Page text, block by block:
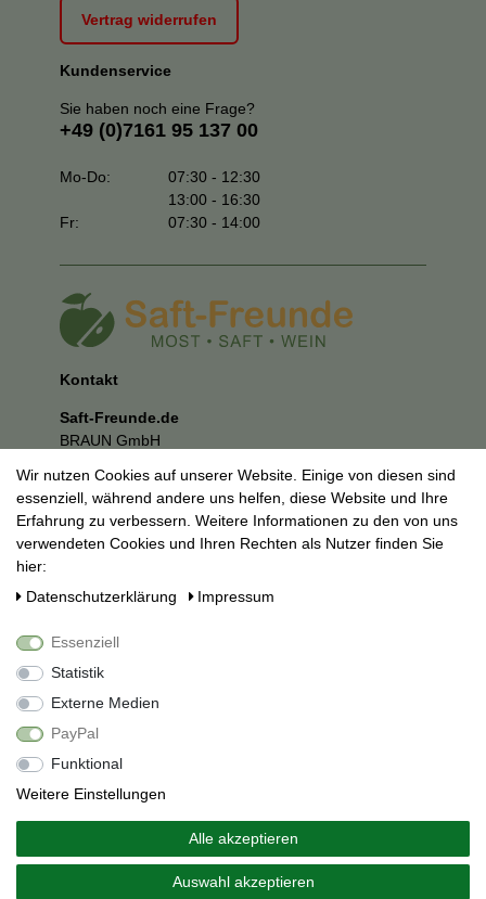
Vertrag widerrufen
Kundenservice
Sie haben noch eine Frage?
+49 (0)7161 95 137 00
Mo-Do:
07:30 - 12:30
13:00 - 16:30
Fr:
07:30 - 14:00
Kontakt
Saft-Freunde.de
BRAUN GmbH
73037 Göppingen
E-Mail:mail@saft-freunde.de
Unternehmen
Impressum
Social Media
Alle Preise inkl. 19% Mehrwertsteuer.
* Die verkauften Stückzahlen beziehen sich auf Verkäufe in
unseren Shops und Marktplätzen.
Wir nutzen Cookies auf unserer Website. Einige von diesen sind
essenziell, während andere uns helfen, diese Website und Ihre
Erfahrung zu verbessern. Weitere Informationen zu den von uns
verwendeten Cookies und Ihren Rechten als Nutzer finden Sie
hier:
Daten­schutz­erklärung
Impressum
Essenziell
Statistik
Externe Medien
PayPal
Funktional
Weitere Einstellungen
Alle akzeptieren
Auswahl akzeptieren